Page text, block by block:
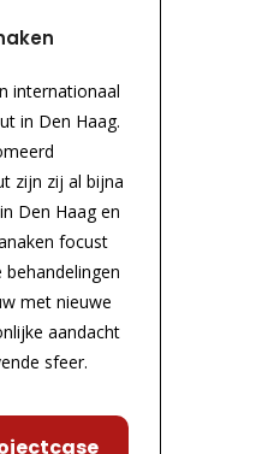
internationaal
in Den Haag.
zijn zij al bijna
Den Haag en
focust
met nieuwe
aandacht
sfeer.